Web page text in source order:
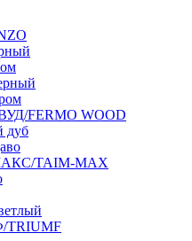
FERMO WOOD
дуб
TAIM-MAX
TRIUMF